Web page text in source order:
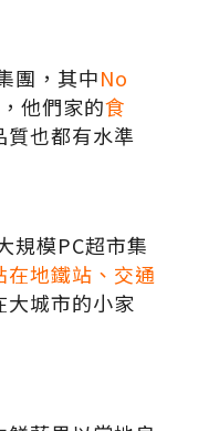
團，其中No
他們家的食
質也都有水準
規模PC超市集
在地鐵站、交通
大城市的小家